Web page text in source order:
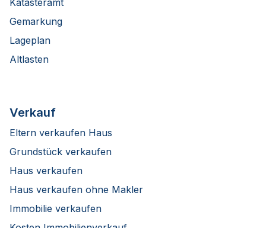
Katasteramt
Gemarkung
Lageplan
Altlasten
Verkauf
Eltern verkaufen Haus
Grundstück verkaufen
Haus verkaufen
Haus verkaufen ohne Makler
Immobilie verkaufen